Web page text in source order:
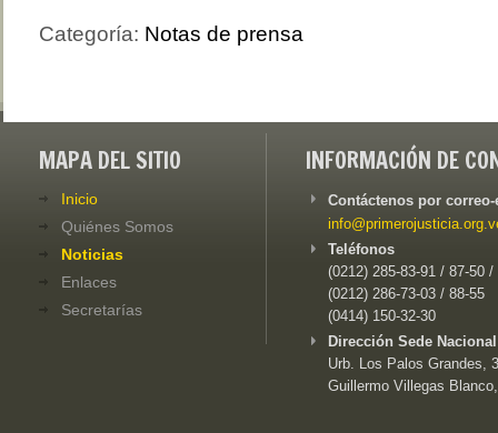
Categoría: Notas de prensa
MAPA DEL SITIO
Inicio
Quiénes Somos
Noticias
Enlaces
Secretarías
INFORMACIÓN DE
Contáctenos por
Teléfonos
(0212) 285-83-91 / 87-50 /
(0212) 286-73-03 / 88-55
(0414) 150-32-30
Dirección Sede
Urb. Los Palos Grandes,
Guillermo Villegas